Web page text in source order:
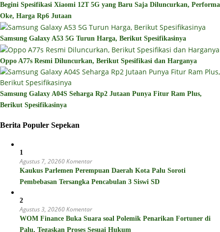
Begini Spesifikasi Xiaomi 12T 5G yang Baru Saja Diluncurkan, Performa
Oke, Harga Rp6 Jutaan
Samsung Galaxy A53 5G Turun Harga, Berikut Spesifikasinya
Oppo A77s Resmi Diluncurkan, Berikut Spesifikasi dan Harganya
Samsung Galaxy A04S Seharga Rp2 Jutaan Punya Fitur Ram Plus,
Berikut Spesifikasinya
Berita Populer Sepekan
1
Agustus 7, 20260 Komentar
Kaukus Parlemen Perempuan Daerah Kota Palu Soroti
Pembebasan Tersangka Pencabulan 3 Siswi SD
2
Agustus 3, 20260 Komentar
WOM Finance Buka Suara soal Polemik Penarikan Fortuner di
Palu, Tegaskan Proses Sesuai Hukum